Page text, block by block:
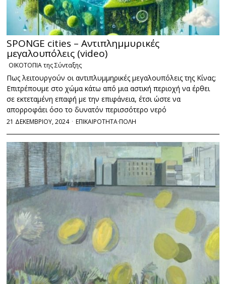
SPONGE cities – Αντιπλημμυρικές
μεγαλουπόλεις (video)
ΟΙΚΟΤΟΠΙΑ της Σύνταξης
Πως λειτουργούν οι αντιπλυμμηρικές μεγαλουπόλεις της Κίνας;
Επιτρέπουμε στο χώμα κάτω από μια αστική περιοχή να έρθει
σε εκτεταμένη επαφή με την επιφάνεια, έτσι ώστε να
απορροφάει όσο το δυνατόν περισσότερο νερό
21 ΔΕΚΕΜΒΡΙΟΥ, 2024 ΕΠΙΚΑΙΡΟΤΗΤΑ·ΠΟΛΗ